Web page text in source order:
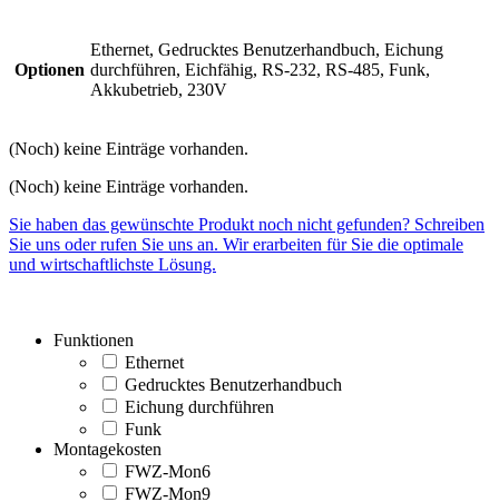
Optionen
Ethernet, Gedrucktes Benutzerhandbuch, Eichung
durchführen, Eichfähig, RS-232, RS-485, Funk,
Akkubetrieb, 230V
(Noch) keine Einträge vorhanden.
(Noch) keine Einträge vorhanden.
Sie haben das gewünschte Produkt noch nicht gefunden? Schreiben
Sie uns oder rufen Sie uns an. Wir erarbeiten für Sie die optimale
und wirtschaftlichste Lösung.
Funktionen
Ethernet
Gedrucktes Benutzerhandbuch
Eichung durchführen
Funk
Montagekosten
FWZ-Mon6
FWZ-Mon9